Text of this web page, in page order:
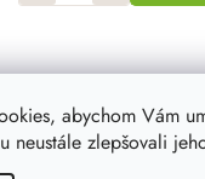
abychom Vám
neustále zlepšovali